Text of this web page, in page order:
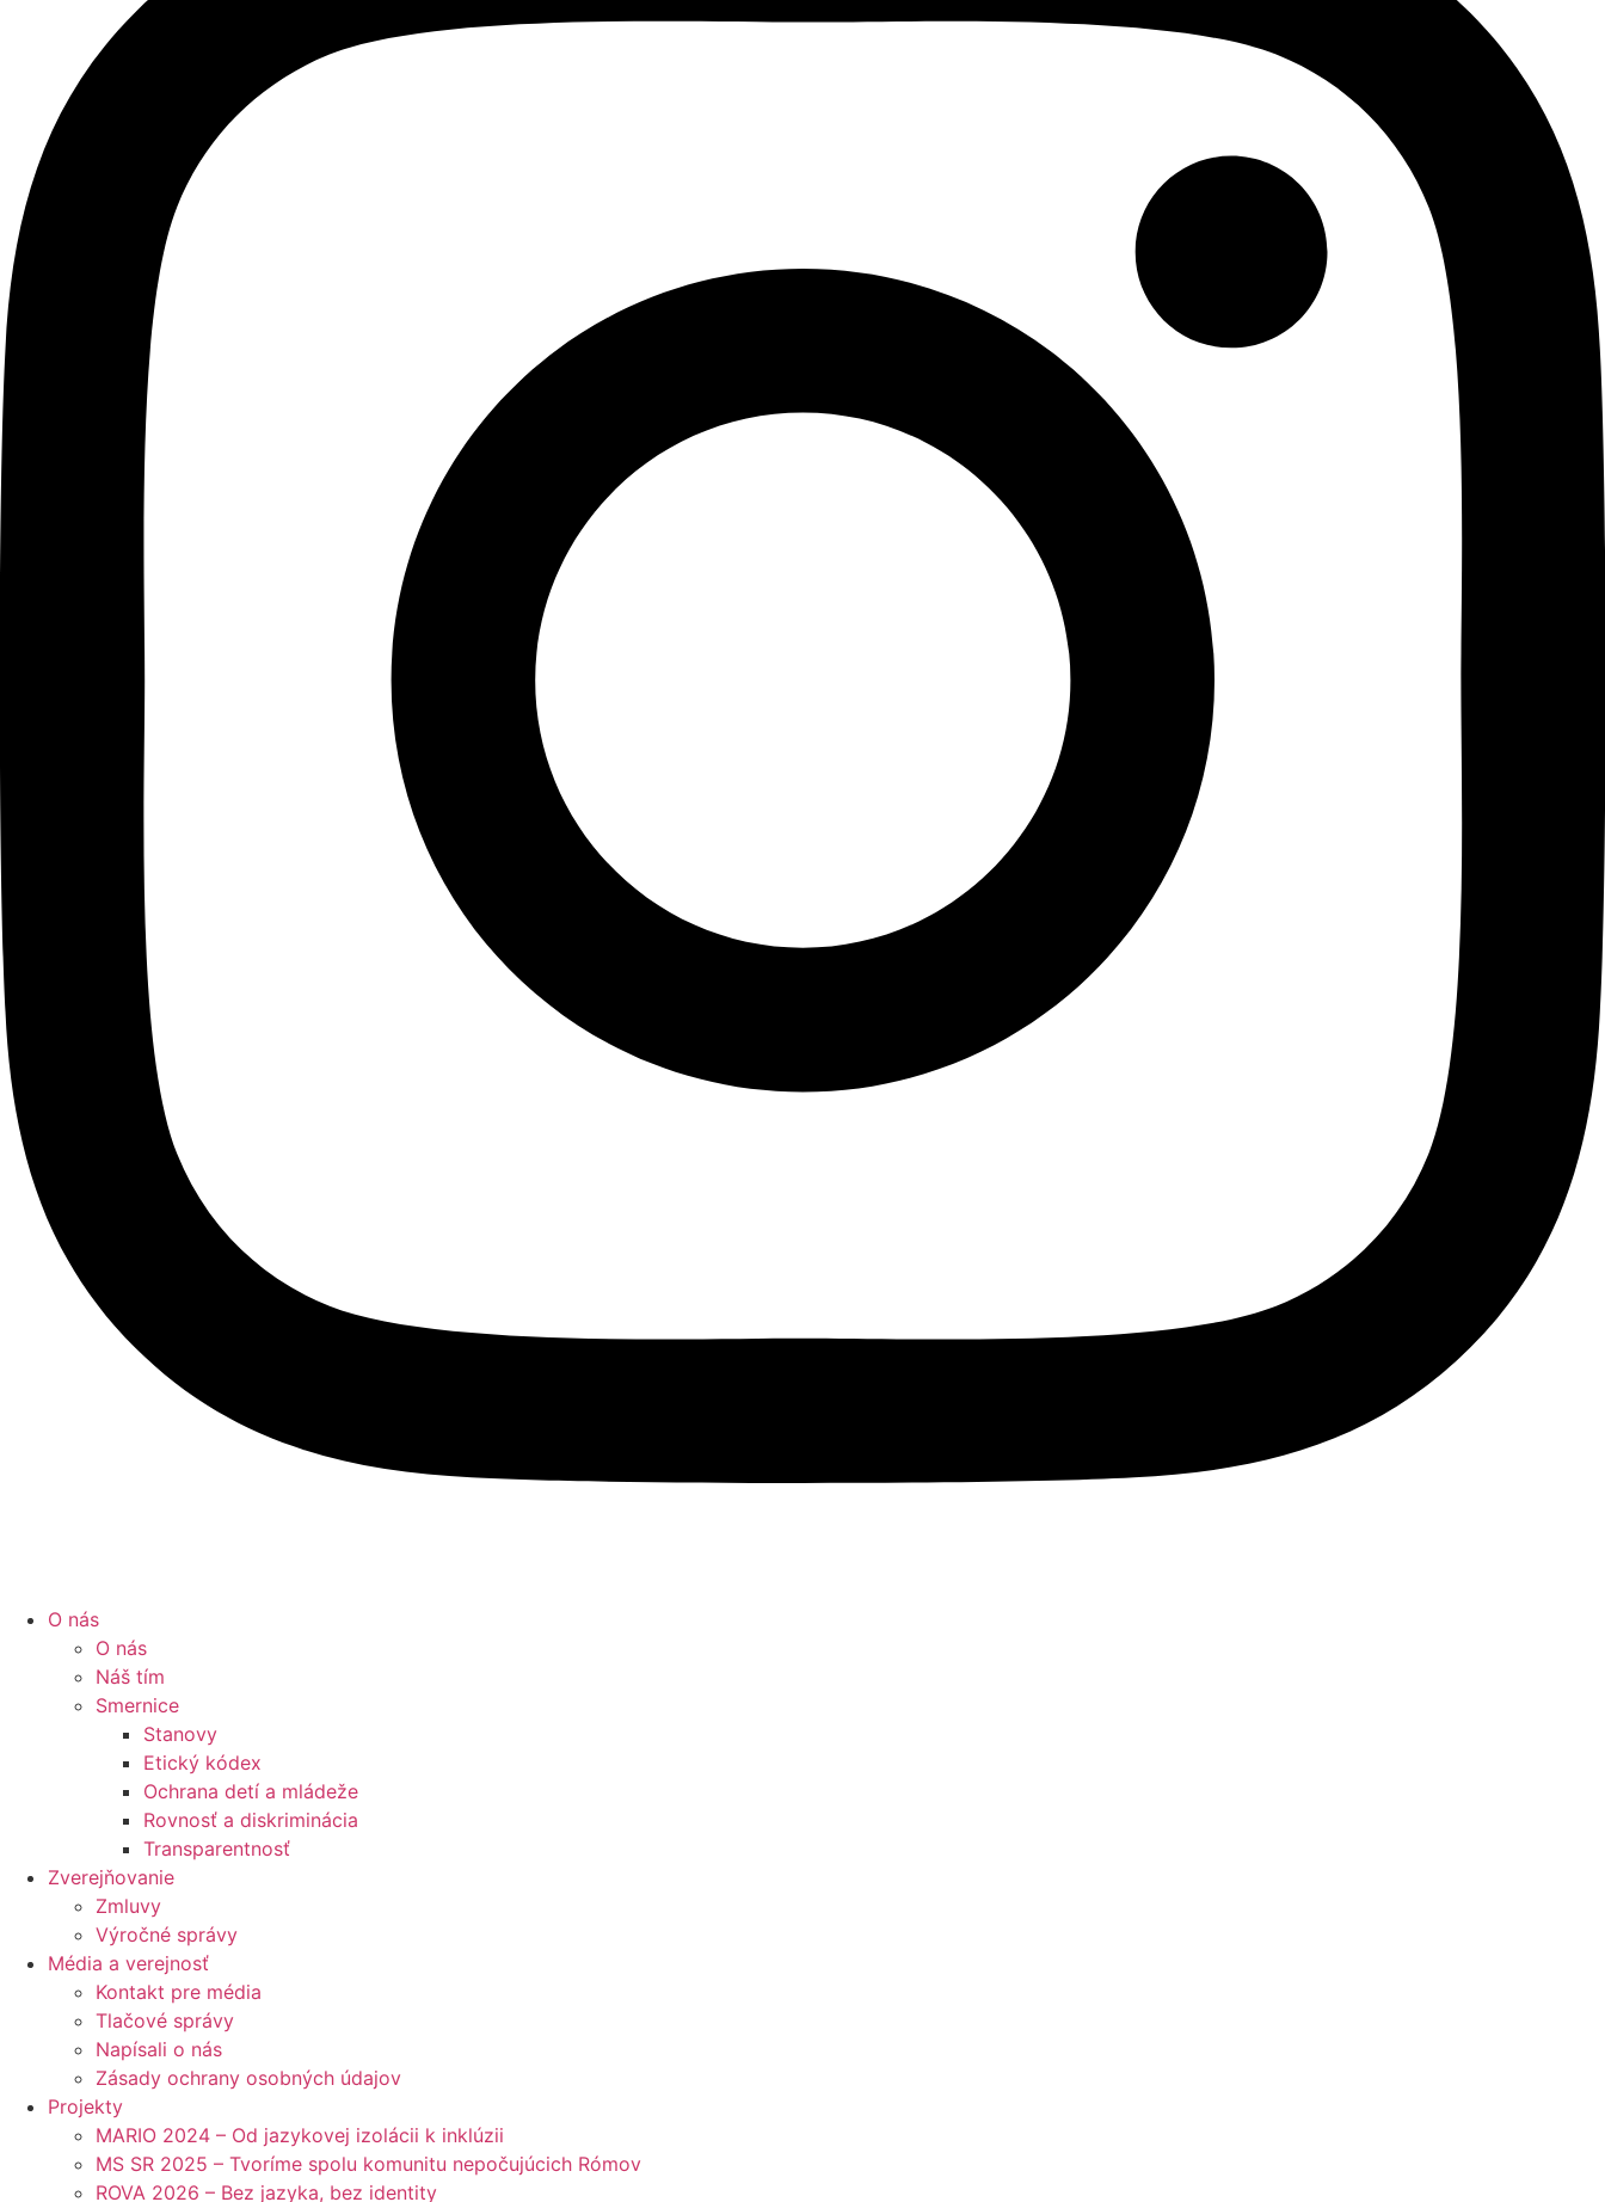
O nás
O nás
Náš tím
Smernice
Stanovy
Etický kódex
Ochrana detí a mládeže
Rovnosť a diskriminácia
Transparentnosť
Zverejňovanie
Zmluvy
Výročné správy
Média a verejnosť
Kontakt pre média
Tlačové správy
Napísali o nás
Zásady ochrany osobných údajov
Projekty
MARIO 2024 – Od jazykovej izolácii k inklúzii
MS SR 2025 – Tvoríme spolu komunitu nepočujúcich Rómov
ROVA 2026 – Bez jazyka, bez identity